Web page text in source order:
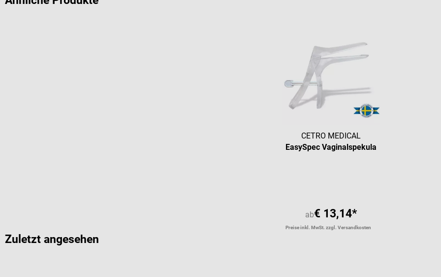
CETRO MEDICAL
EasySpec Vaginalspekula
ab€ 13,14*
Preise inkl. MwSt. zzgl. Versandkosten
Zuletzt angesehen